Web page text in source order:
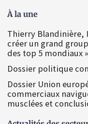
À la une
Thierry Blandinière,
créer un grand
des top 5 mondiaux »
Dossier politique
Dossier Union
commerciaux
musclées et